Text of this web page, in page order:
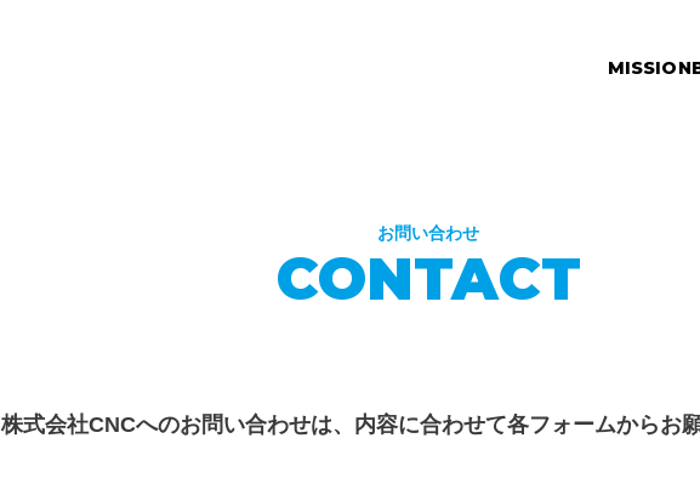
MISSION
お問い合わせ
CONTACT
株式会社CNCへのお問い合わせは、内容に合わせて各フォームからお